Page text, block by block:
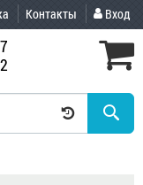
Контакты Вход